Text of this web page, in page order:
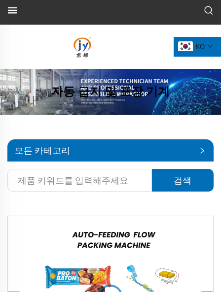
KO
자동 급지 및 포장 기계
모든 카테고리
검색